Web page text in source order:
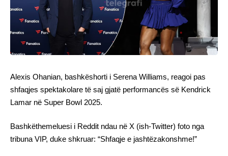
Alexis Ohanian, bashkëshorti i Serena Williams, reagoi pas
shfaqjes spektakolare të saj gjatë performancës së Kendrick
Lamar në Super Bowl 2025.
Bashkëthemeluesi i Reddit ndau në X (ish-Twitter) foto nga
tribuna VIP, duke shkruar: “Shfaqje e jashtëzakonshme!”